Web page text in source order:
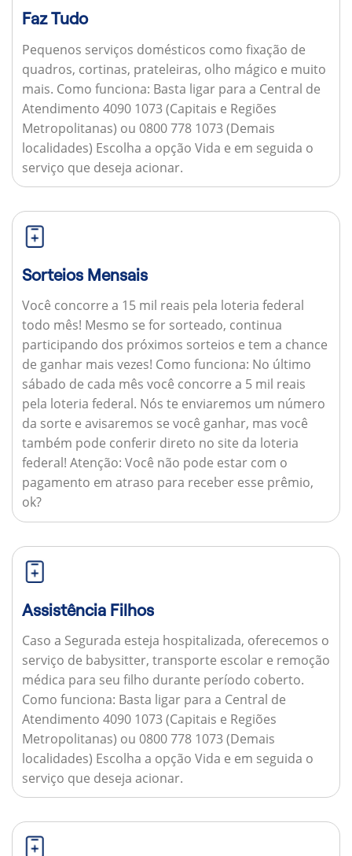
Faz Tudo
Pequenos serviços domésticos como fixação de
quadros, cortinas, prateleiras, olho mágico e muito
mais. Como funciona: Basta ligar para a Central de
Atendimento 4090 1073 (Capitais e Regiões
Metropolitanas) ou 0800 778 1073 (Demais
localidades) Escolha a opção Vida e em seguida o
serviço que deseja acionar.
Sorteios Mensais
Você concorre a 15 mil reais pela loteria federal
todo mês! Mesmo se for sorteado, continua
participando dos próximos sorteios e tem a chance
de ganhar mais vezes! Como funciona: No último
sábado de cada mês você concorre a 5 mil reais
pela loteria federal. Nós te enviaremos um número
da sorte e avisaremos se você ganhar, mas você
também pode conferir direto no site da loteria
federal! Atenção: Você não pode estar com o
pagamento em atraso para receber esse prêmio,
ok?
Assistência Filhos
Caso a Segurada esteja hospitalizada, oferecemos o
serviço de babysitter, transporte escolar e remoção
médica para seu filho durante período coberto.
Como funciona: Basta ligar para a Central de
Atendimento 4090 1073 (Capitais e Regiões
Metropolitanas) ou 0800 778 1073 (Demais
localidades) Escolha a opção Vida e em seguida o
serviço que deseja acionar.